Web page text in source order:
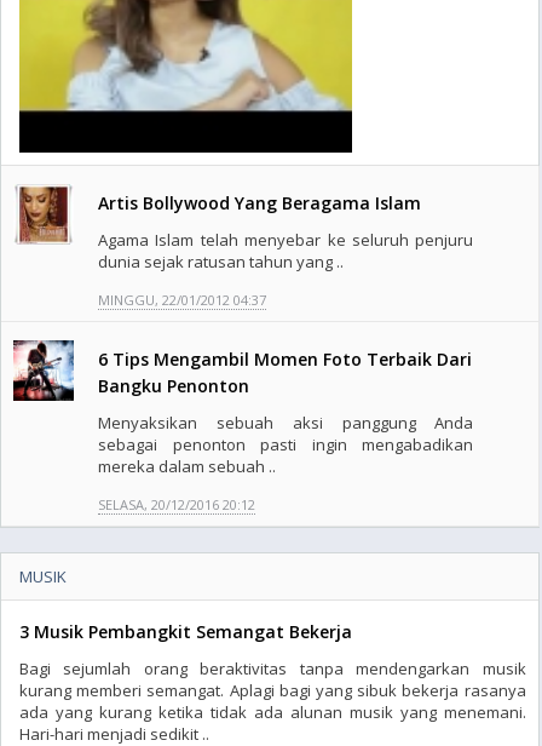
Artis Bollywood Yang Beragama Islam
Agama Islam telah menyebar ke seluruh penjuru
dunia sejak ratusan tahun yang ..
MINGGU, 22/01/2012 04:37
6 Tips Mengambil Momen Foto Terbaik Dari
Bangku Penonton
Menyaksikan sebuah aksi panggung Anda
sebagai penonton pasti ingin mengabadikan
mereka dalam sebuah ..
SELASA, 20/12/2016 20:12
MUSIK
3 Musik Pembangkit Semangat Bekerja
Bagi sejumlah orang beraktivitas tanpa mendengarkan musik
kurang memberi semangat. Aplagi bagi yang sibuk bekerja rasanya
ada yang kurang ketika tidak ada alunan musik yang menemani.
Hari-hari menjadi sedikit ..